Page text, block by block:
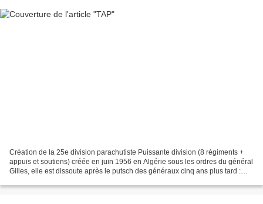
Création de la 25e division parachutiste Puissante division (8 régiments +
appuis et soutiens) créée en juin 1956 en Algérie sous les ordres du général
Gilles, elle est dissoute après le putsch des généraux cinq ans plus tard :